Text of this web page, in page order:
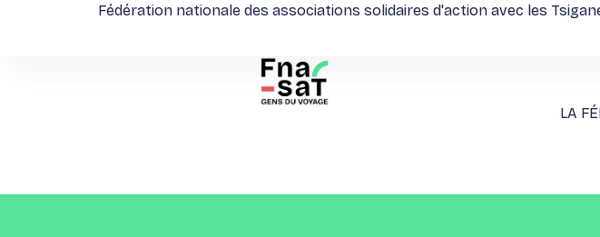
Fédération nationale des associations solidaires d'action avec les
LA